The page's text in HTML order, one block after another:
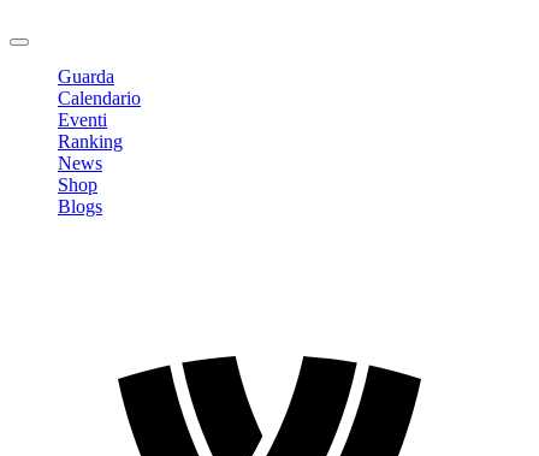
Guarda
Calendario
Eventi
Ranking
News
Shop
Blogs